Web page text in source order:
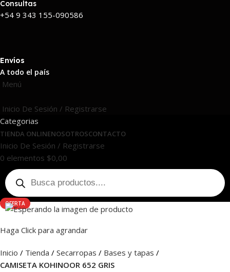
Consultas
+54 9 343 155-090586
Envíos
A todo el país
Menú
Inicio De Sesión / Registrarse
Categorias
TIENDA ONLINENOSOTROSCONTACTO
Inicio De Sesión / Registrarse
0 elementos $0,00
OFERTA
Haga Click para agrandar
Inicio Tienda Secarropas
Bases y tapas
CAMISETA KOHINOOR 652 GRIS